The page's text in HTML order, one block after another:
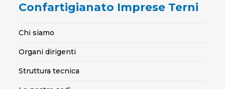
Confartigianato Imprese Terni
Chi siamo
Organi dirigenti
Struttura tecnica